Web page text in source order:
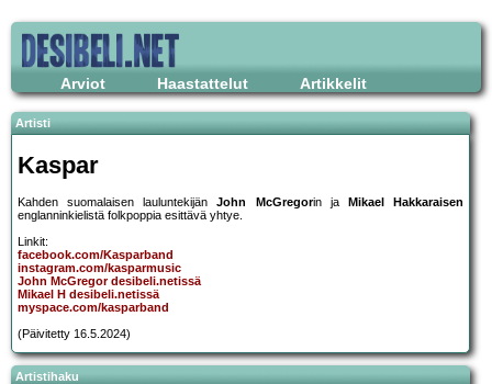
Arviot Haastattelut Artikkelit
Artisti
Kaspar
Kahden suomalaisen lauluntekijänJohn McGregorin ja
Mikael Hakkaraisen
englanninkielistä folkpoppia esittävä yhtye.
Linkit:
facebook.com/Kasparband
instagram.com/kasparmusic
John McGregor desibeli.netissä
Mikael H desibeli.netissä
myspace.com/kasparband
(Päivitetty 16.5.2024)
Artistihaku